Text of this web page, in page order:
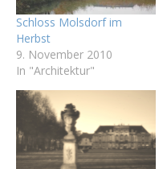
Schloss Molsdorf im
Herbst
9. November 2010
In "Architektur"